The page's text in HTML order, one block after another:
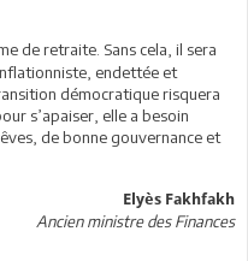
de retraite. Sans cela, il sera
endettée et
démocratique risquera
s’apaiser, elle a besoin
de bonne gouvernance et
Elyès Fakhfakh
Ancien ministre des Finances